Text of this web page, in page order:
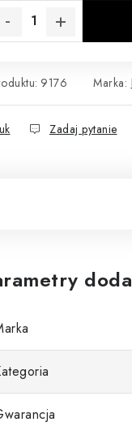
9176 Marka:
Zadaj pytanie